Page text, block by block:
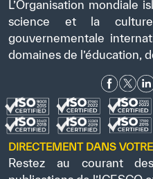
L’Organisation mondiale
science et la
gouvernementale
domaines de l’éducation,
DIRECTEMENT DANS
Restez au courant